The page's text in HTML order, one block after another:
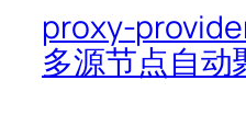
proxy-
多源节点自动